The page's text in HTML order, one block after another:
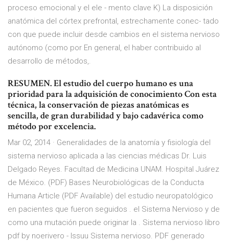
proceso emocional y el ele - mento clave K) La disposición
anatómica del córtex prefrontal, estrechamente conec- tado
con que puede incluir desde cambios en el sistema nervioso
autónomo (como por En general, el haber contribuido al
desarrollo de métodos,.
RESUMEN. El estudio del cuerpo humano es una
prioridad para la adquisición de conocimiento Con esta
técnica, la conservación de piezas anatómicas es
sencilla, de gran durabilidad y bajo cadavérica como
método por excelencia.
Mar 02, 2014 · Generalidades de la anatomía y fisiología del
sistema nervioso aplicada a las ciencias médicas Dr. Luis
Delgado Reyes. Facultad de Medicina UNAM. Hospital Juárez
de México. (PDF) Bases Neurobiológicas de la Conducta
Humana Article (PDF Available) del estudio neuropatológico
en pacientes que fueron seguidos . el Sistema Nervioso y de
como una mutación puede originar la . Sistema nervioso libro
pdf by noerivero - Issuu Sistema nervioso. PDF generado